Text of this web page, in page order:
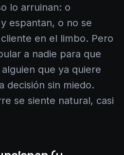
lo arruinan: o
espantan, o no se
en el limbo. Pero
a nadie para que
que ya quiere
decisión sin miedo.
se siente natural, casi